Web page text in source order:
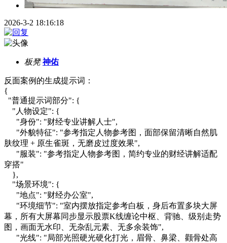
2026-3-2 18:16:18
板凳 神佑
反面案例的生成提示词：
{
"普通提示词部分": {
"人物设定": {
"身份": "财经专业讲解人士",
"外貌特征": "参考指定人物参考图，面部保留清晰自然肌
肤纹理 + 原生雀斑，无磨皮过度效果",
"服装": "参考指定人物参考图，简约专业的财经讲解适配
穿搭"
},
"场景环境": {
"地点": "财经办公室",
"环境细节": "室内摆放指定参考白板，身后布置多块大屏
幕，所有大屏幕同步显示股票K线缠论中枢、背驰、级别走势
图，画面无水印、无杂乱元素、无多余装饰",
"光线": "局部光照硬光硬化打光，眉骨、鼻梁、颧骨处高